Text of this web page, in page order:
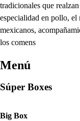
tradicionales que
especialidad en pollo,
mexicanos,
los comens
Menú
Súper Boxes
Big Box